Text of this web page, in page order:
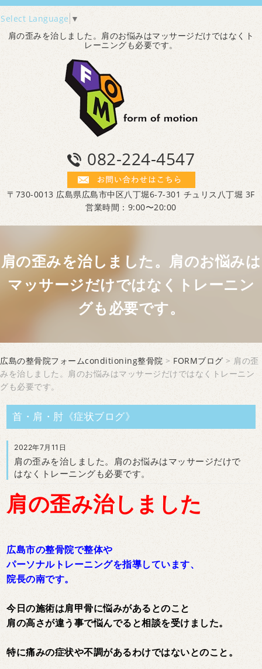
Select Language ▼
肩の歪みを治しました。肩のお悩みはマッサージだけではなくト
レーニングも必要です。
082-224-4547
〒730-0013 広島県広島市中区八丁堀6-7-301 チュリス八丁堀 3F
営業時間：9:00〜20:00
肩の歪みを治しました。肩のお悩みは
マッサージだけではなくトレーニン
グも必要です。
広島の整骨院フォームconditioning整骨院 > FORMブログ > 肩の歪
みを治しました。肩のお悩みはマッサージだけではなくトレーニン
グも必要です。
首・肩・肘《症状ブログ》
2022年7月11日
肩の歪みを治しました。肩のお悩みはマッサージだけで
はなくトレーニングも必要です。
肩の歪み治しました
広島市の整骨院で整体や
パーソナルトレーニングを指導しています、
院長の南です。
今日の施術は肩甲骨に悩みがあるとのこと
肩の高さが違う事で悩んでると相談を受けました。
特に痛みの症状や不調があるわけではないとのこと。